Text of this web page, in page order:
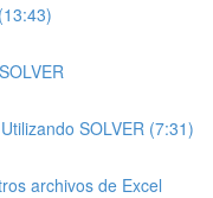
SOLVER (7:31)
archivos de Excel